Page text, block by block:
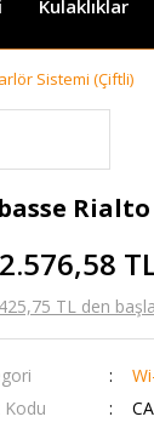
Kulaklıklar
Sistemi (Çiftli)
TL den
Kodu